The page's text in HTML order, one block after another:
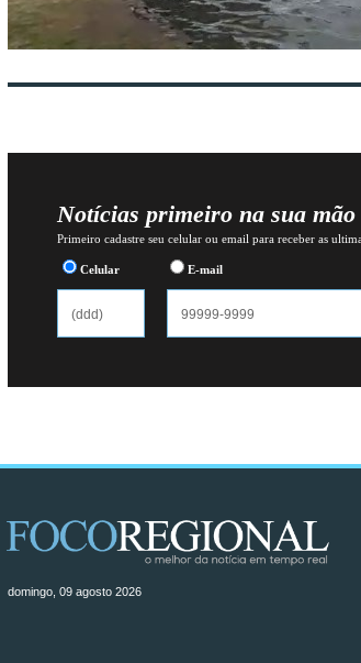
Notícias primeiro na sua mão
Primeiro cadastre seu celular ou email para receber as
Celular E-mail
domingo, 09 agosto 2026